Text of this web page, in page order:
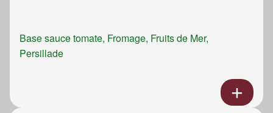
Base sauce tomate, Fromage, Fruits de Mer,
Persillade